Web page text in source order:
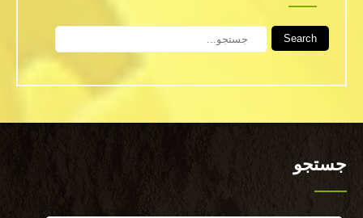
Search
جستجو